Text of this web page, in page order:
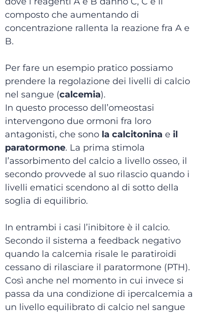
composto che aumentando di
concentrazione rallenta la reazione fra A e
B.
Per fare un esempio pratico possiamo
prendere la regolazione dei livelli di calcio
nel sangue (calcemia).
In questo processo dell’omeostasi
intervengono due ormoni fra loro
antagonisti, che sono la calcitonina e il
paratormone. La prima stimola
l’assorbimento del calcio a livello osseo, il
secondo provvede al suo rilascio quando i
livelli ematici scendono al di sotto della
soglia di equilibrio.
In entrambi i casi l’inibitore è il calcio.
Secondo il sistema a feedback negativo
quando la calcemia risale le paratiroidi
cessano di rilasciare il paratormone (PTH).
Così anche nel momento in cui invece si
passa da una condizione di ipercalcemia a
un livello equilibrato di calcio nel sangue